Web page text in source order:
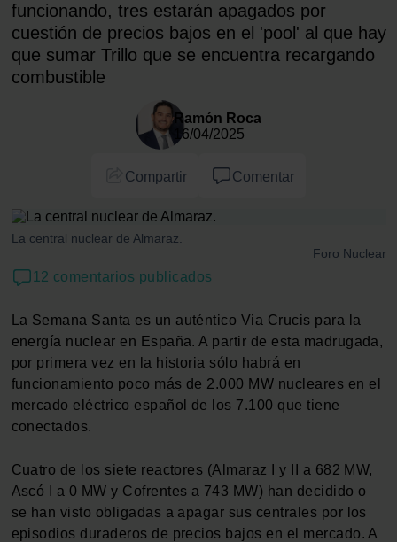
funcionando, tres estarán apagados por
cuestión de precios bajos en el 'pool' al que hay
que sumar Trillo que se encuentra recargando
combustible
Ramón Roca
16/04/2025
Compartir Comentar
La central nuclear de Almaraz.
Foro Nuclear
12 comentarios publicados
La Semana Santa es un auténtico Via Crucis para la
energía nuclear en España. A partir de esta madrugada,
por primera vez en la historia sólo habrá en
funcionamiento poco más de 2.000 MW nucleares en el
mercado eléctrico español de los 7.100 que tiene
conectados.
Cuatro de los siete reactores (Almaraz I y II a 682 MW,
Ascó I a 0 MW y Cofrentes a 743 MW) han decidido o
se han visto obligadas a apagar sus centrales por los
episodios duraderos de precios bajos en el mercado. A